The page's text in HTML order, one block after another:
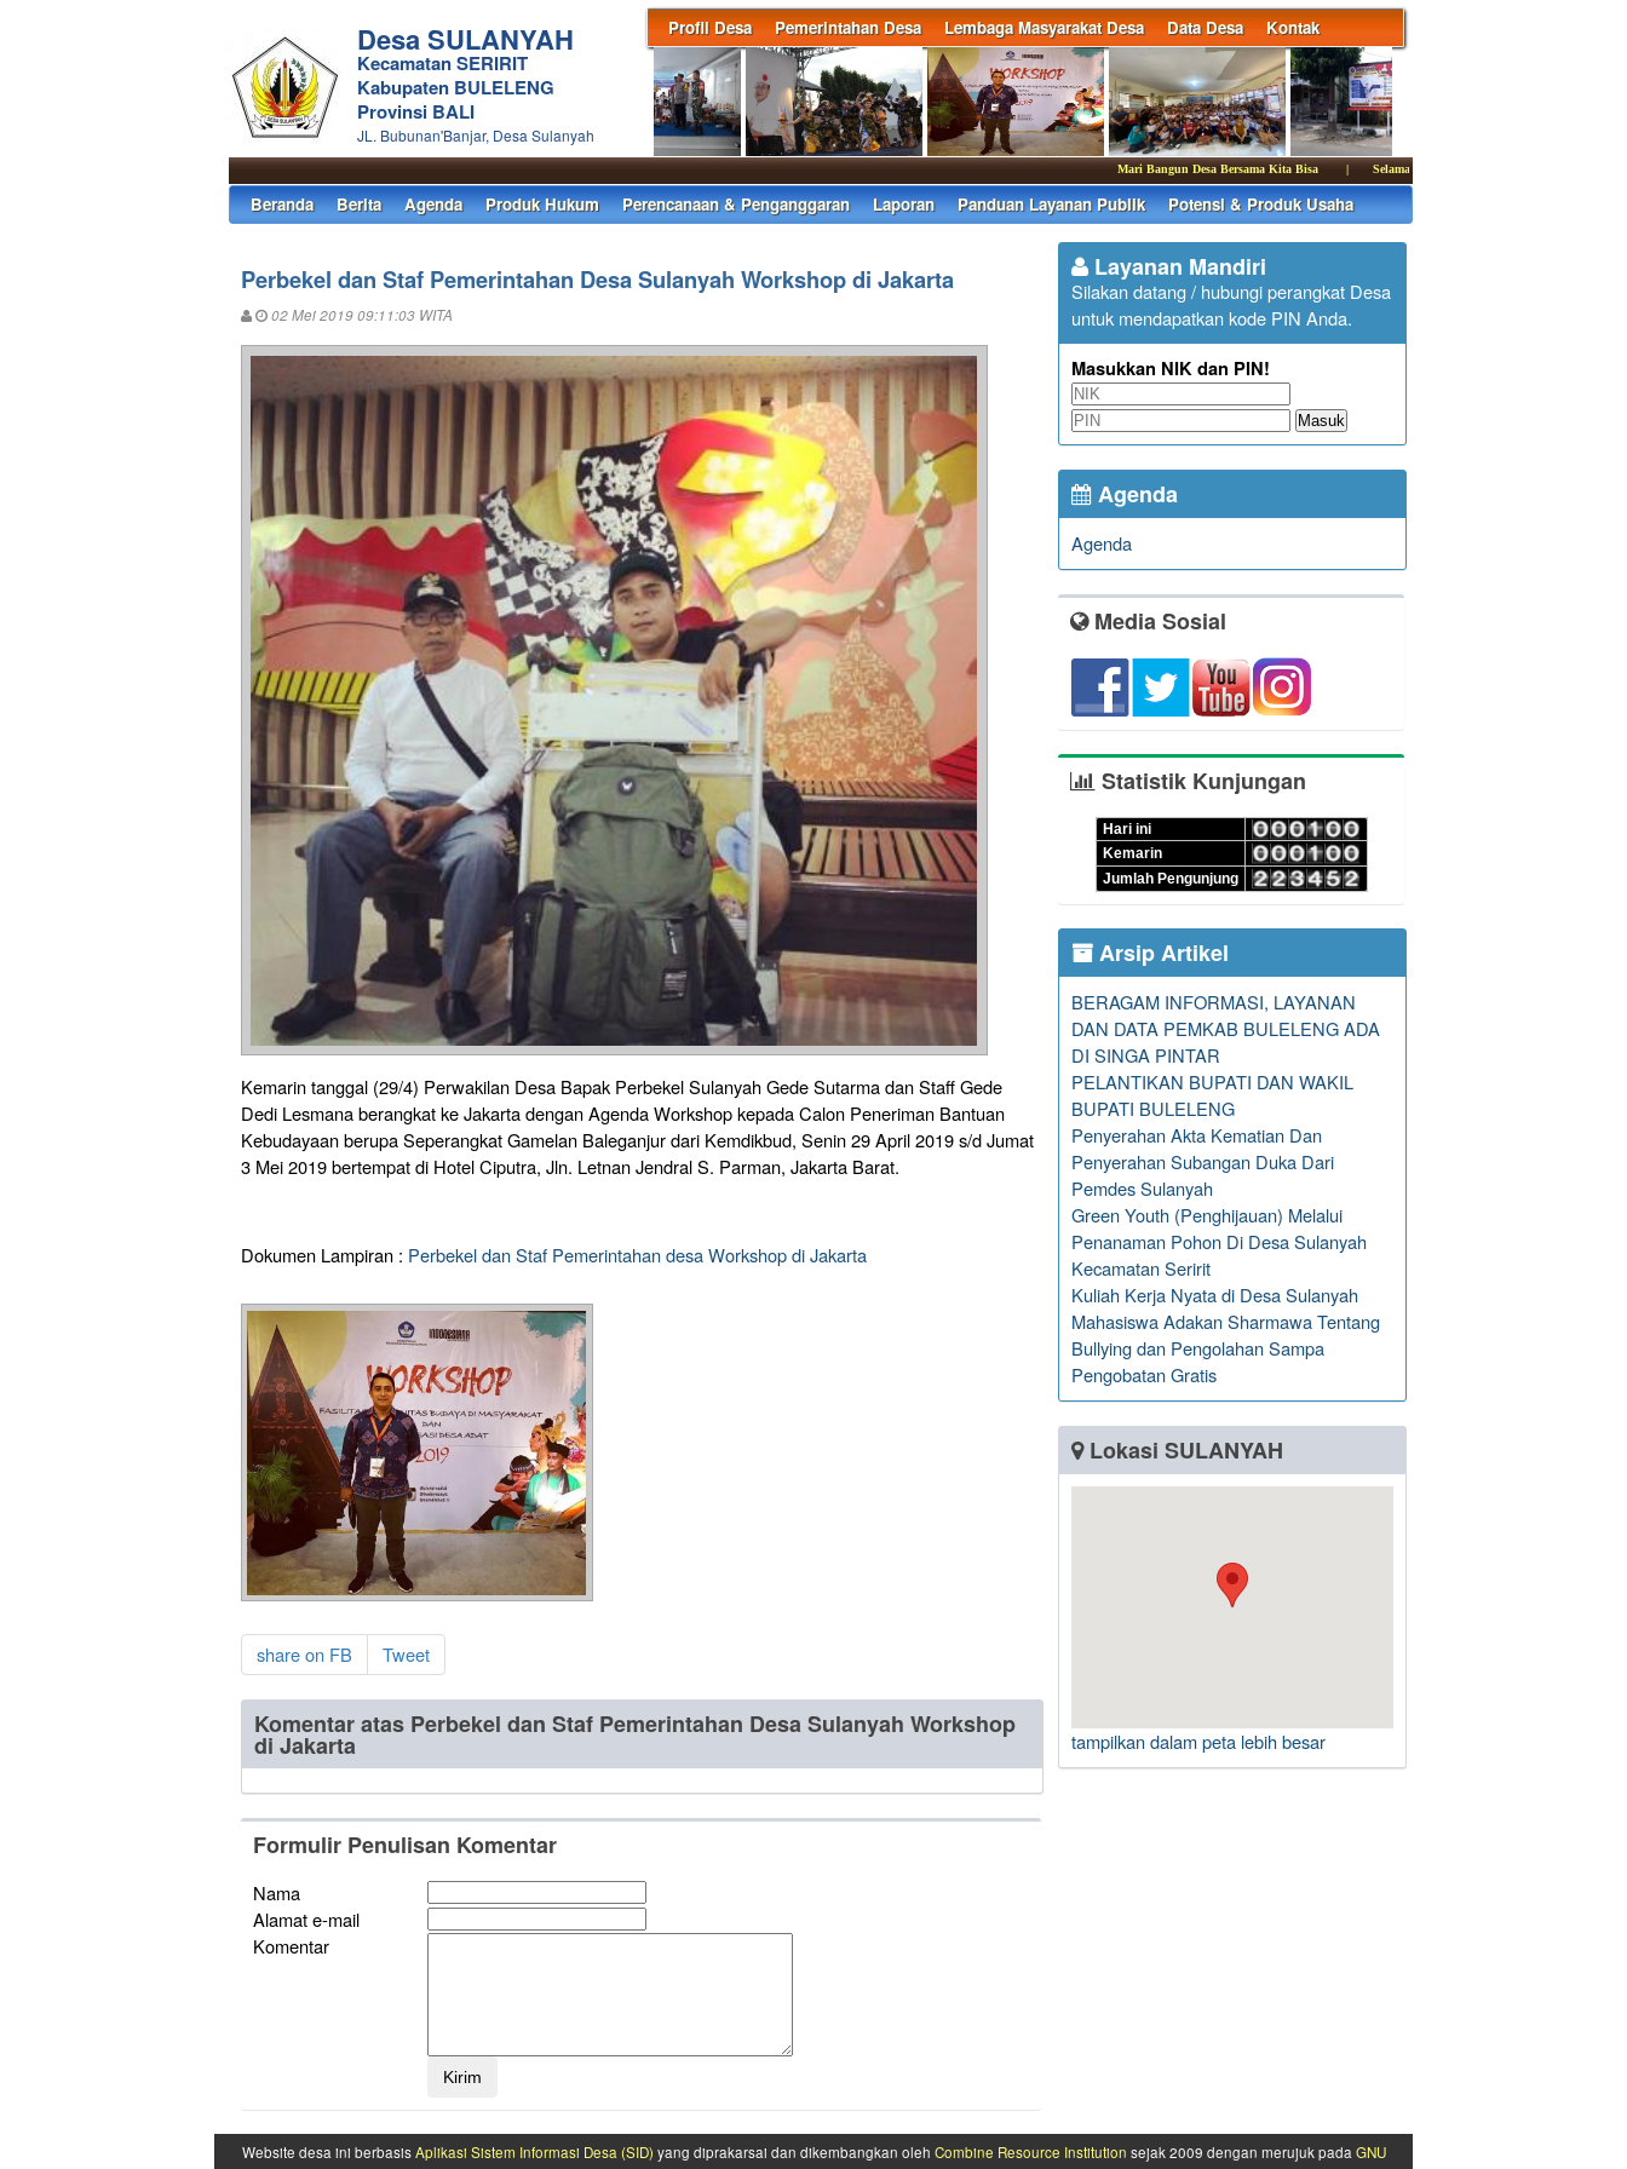
Profil Desa Pemerintahan Desa Lembaga Masyarakat Desa Data Desa Kontak
Desa SULANYAH
Kecamatan SERIRIT
Kabupaten BULELENG
Provinsi BALI
JL. Bubunan'Banjar, Desa Sulanyah
Mari Bangun Desa Bersama Kita Bisa Selamat datang di website Desa Sulanyah
Beranda Berita Agenda Produk Hukum Perencanaan & Penganggaran Laporan Panduan Layanan Publik Potensi & Produk Usaha
Perbekel dan Staf Pemerintahan Desa Sulanyah Workshop di Jakarta
02 Mei 2019 09:11:03 WITA
Kemarin tanggal (29/4) Perwakilan Desa Bapak Perbekel Sulanyah Gede Sutarma dan Staff Gede
Dedi Lesmana berangkat ke Jakarta dengan Agenda Workshop kepada Calon Peneriman Bantuan
Kebudayaan berupa Seperangkat Gamelan Baleganjur dari Kemdikbud, Senin 29 April 2019 s/d Jumat
3 Mei 2019 bertempat di Hotel Ciputra, Jln. Letnan Jendral S. Parman, Jakarta Barat.
Dokumen Lampiran : Perbekel dan Staf Pemerintahan desa Workshop di Jakarta
share on FB Tweet
Komentar atas Perbekel dan Staf Pemerintahan Desa Sulanyah Workshop
di Jakarta
Formulir Penulisan Komentar
Nama
Alamat e-mail
Komentar
Layanan Mandiri
Silakan datang / hubungi perangkat Desa
untuk mendapatkan kode PIN Anda.
Masukkan NIK dan PIN!
Masuk
Agenda
Agenda
Media Sosial
Statistik Kunjungan
Hari ini
Kemarin
Jumlah Pengunjung
Arsip Artikel
BERAGAM INFORMASI, LAYANAN
DAN DATA PEMKAB BULELENG ADA
DI SINGA PINTAR
PELANTIKAN BUPATI DAN WAKIL
BUPATI BULELENG
Penyerahan Akta Kematian Dan
Penyerahan Subangan Duka Dari
Pemdes Sulanyah
Green Youth (Penghijauan) Melalui
Penanaman Pohon Di Desa Sulanyah
Kecamatan Seririt
Kuliah Kerja Nyata di Desa Sulanyah
Mahasiswa Adakan Sharmawa Tentang
Bullying dan Pengolahan Sampa
Pengobatan Gratis
Lokasi SULANYAH
tampilkan dalam peta lebih besar
Website desa ini berbasisAplikasi Sistem Informasi Desa (SID) yang diprakarsai dan dikembangkan oleh Combine Resource Institution sejak 2009 dengan merujuk padaGNU